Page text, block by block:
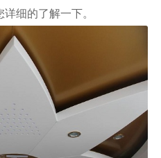
细的了解一下。